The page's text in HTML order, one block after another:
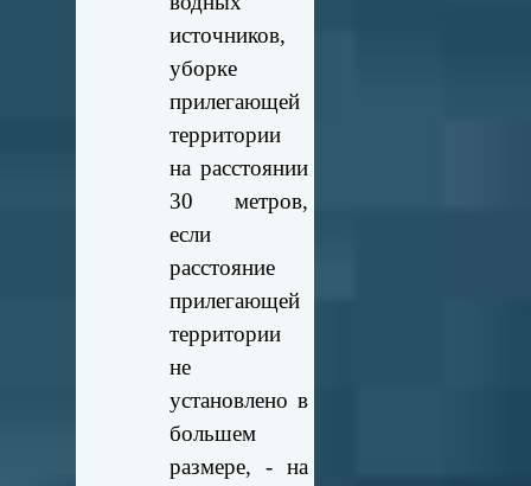
источников,
уборке
прилегающей
территории
на расстоянии
30 метров,
если
расстояние
прилегающей
территории
не
установлено в
большем
размере, - на